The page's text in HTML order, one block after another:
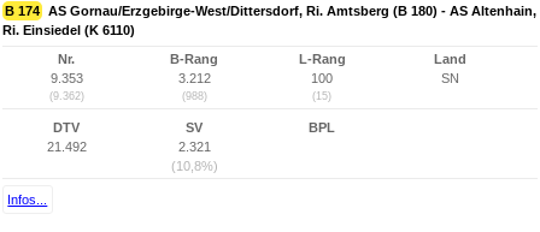
B 174 AS Gornau/Erzgebirge-West/Dittersdorf, Ri. Amtsberg (B 180) - AS Altenhain,
Ri. Einsiedel (K 6110)
Nr.
9.353
(9.362)
B-Rang
3.212
(988)
L-Rang
100
(15)
Land
SN
DTV
21.492
SV
2.321
(10,8%)
BPL
Infos...